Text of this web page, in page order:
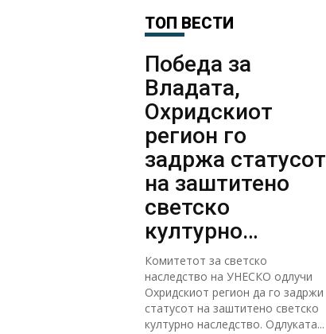
ТОП ВЕСТИ
Победа за
Владата,
Охридскиот
регион го
задржа статусот
на заштитено
светско
културно
наследство
Комитетот за светско
наследство на УНЕСКО одлучи
Охридскиот регион да го задржи
статусот на заштитено светско
културно наследство. Одлуката...